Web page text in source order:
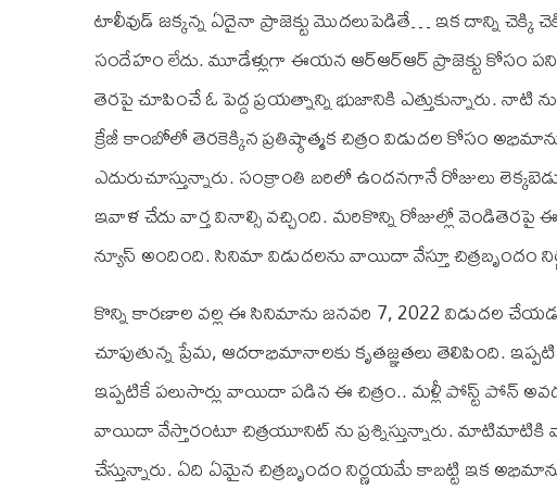
టాలీవుడ్ జక్కన్న ఏదైనా ప్రాజెక్టు మొదలుపెడితే… ఇక దాన్ని
సందేహం లేదు. మూడేళ్లుగా ఈయన ఆర్ఆర్ఆర్ ప్రాజెక్టు కోసం
తెరపై చూపించే ఓ పెద్ద ప్రయత్నాన్ని భుజానికి ఎత్తుకున్నారు. నాటి
క్రేజీ కాంబోలో తెరకెక్కిన ప్రతిష్ఠాత్మక చిత్రం విడుదల కోసం
ఎదురుచూస్తున్నారు. సంక్రాంతి బరిలో ఉందనగానే రోజులు
ఇవాళ చేదు వార్త వినాల్సి వచ్చింది. మరికొన్ని రోజుల్లో వెండితెరపై ఈ
న్యూస్ అందింది. సినిమా విడుదలను వాయిదా వేస్తూ చిత్రబృందం
కొన్ని కారణాల వల్ల ఈ సినిమాను జనవరి 7, 2022 విడుదల
చూపుతున్న ప్రేమ, ఆదరాభిమానాలకు కృతజ్ఞతలు తెలిపింది.
ఇప్పటికే పలుసార్లు వాయిదా పడిన ఈ చిత్రం.. మళ్లీ పోస్ట్ పోన్
వాయిదా వేస్తారంటూ చిత్రయూనిట్ ను ప్రశ్నిస్తున్నారు.
చేస్తున్నారు. ఏది ఏమైన చిత్రబృందం నిర్ణయమే కాబట్టి ఇక